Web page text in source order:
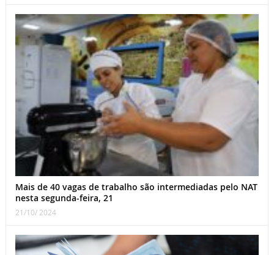
Mais de 40 vagas de trabalho são intermediadas pelo NAT
nesta segunda-feira, 21
21/10/ 2024